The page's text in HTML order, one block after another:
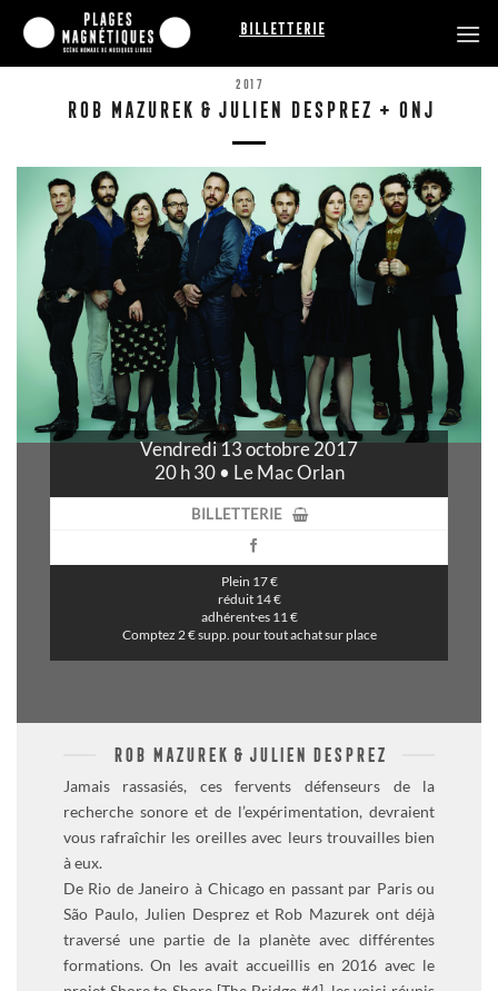
Passer
contenu
Billetterie
2017
ROB MAZUREK & JULIEN DESPREZ + ONJ
Vendredi 13 octobre 2017
20 h 30 • Le Mac Orlan
BILLETTERIE
Plein 17 €
réduit 14 €
adhérent·es 11 €
Comptez 2 € supp. pour tout achat sur place
ROB MAZUREK & JULIEN DESPREZ
Jamais rassasiés, ces fervents défenseurs de la
recherche sonore et de l’expérimentation, devraient
vous rafraîchir les oreilles avec leurs trouvailles bien
à eux.
De Rio de Janeiro à Chicago en passant par Paris ou
São Paulo, Julien Desprez et Rob Mazurek ont déjà
traversé une partie de la planète avec différentes
formations. On les avait accueillis en 2016 avec le